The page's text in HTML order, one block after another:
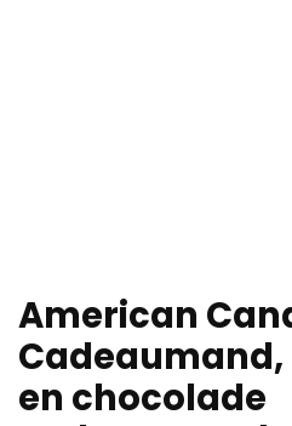
American
en chocolade